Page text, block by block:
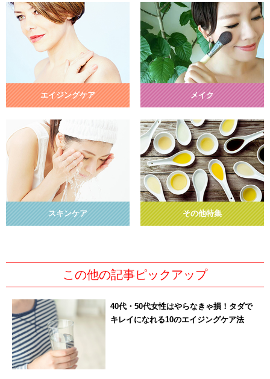
エイジングケア メイク
スキンケア その他特集
この他の記事ピックアップ
40代・50代女性はやらなきゃ損！タダで
キレイになれる10のエイジングケア法